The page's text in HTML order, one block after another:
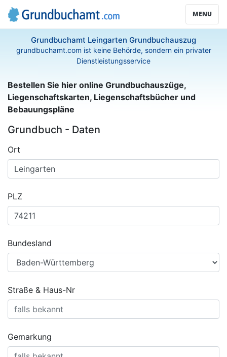
MENU
Grundbuchamt Leingarten Grundbuchauszug
grundbuchamt.com ist keine Behörde, sondern ein privater
Dienstleistungsservice
Bestellen Sie hier online Grundbuchauszüge,
Liegenschaftskarten, Liegenschaftsbücher und
Bebauungspläne
Grundbuch - Daten
Ort
PLZ
Bundesland
Straße & Haus-Nr
Gemarkung